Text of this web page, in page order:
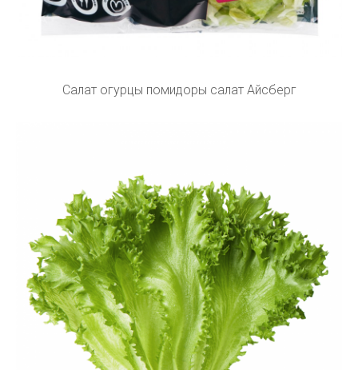
Салат огурцы помидоры салат Айсберг